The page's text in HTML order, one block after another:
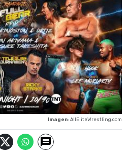
Imagen: AllEliteWrestling.com